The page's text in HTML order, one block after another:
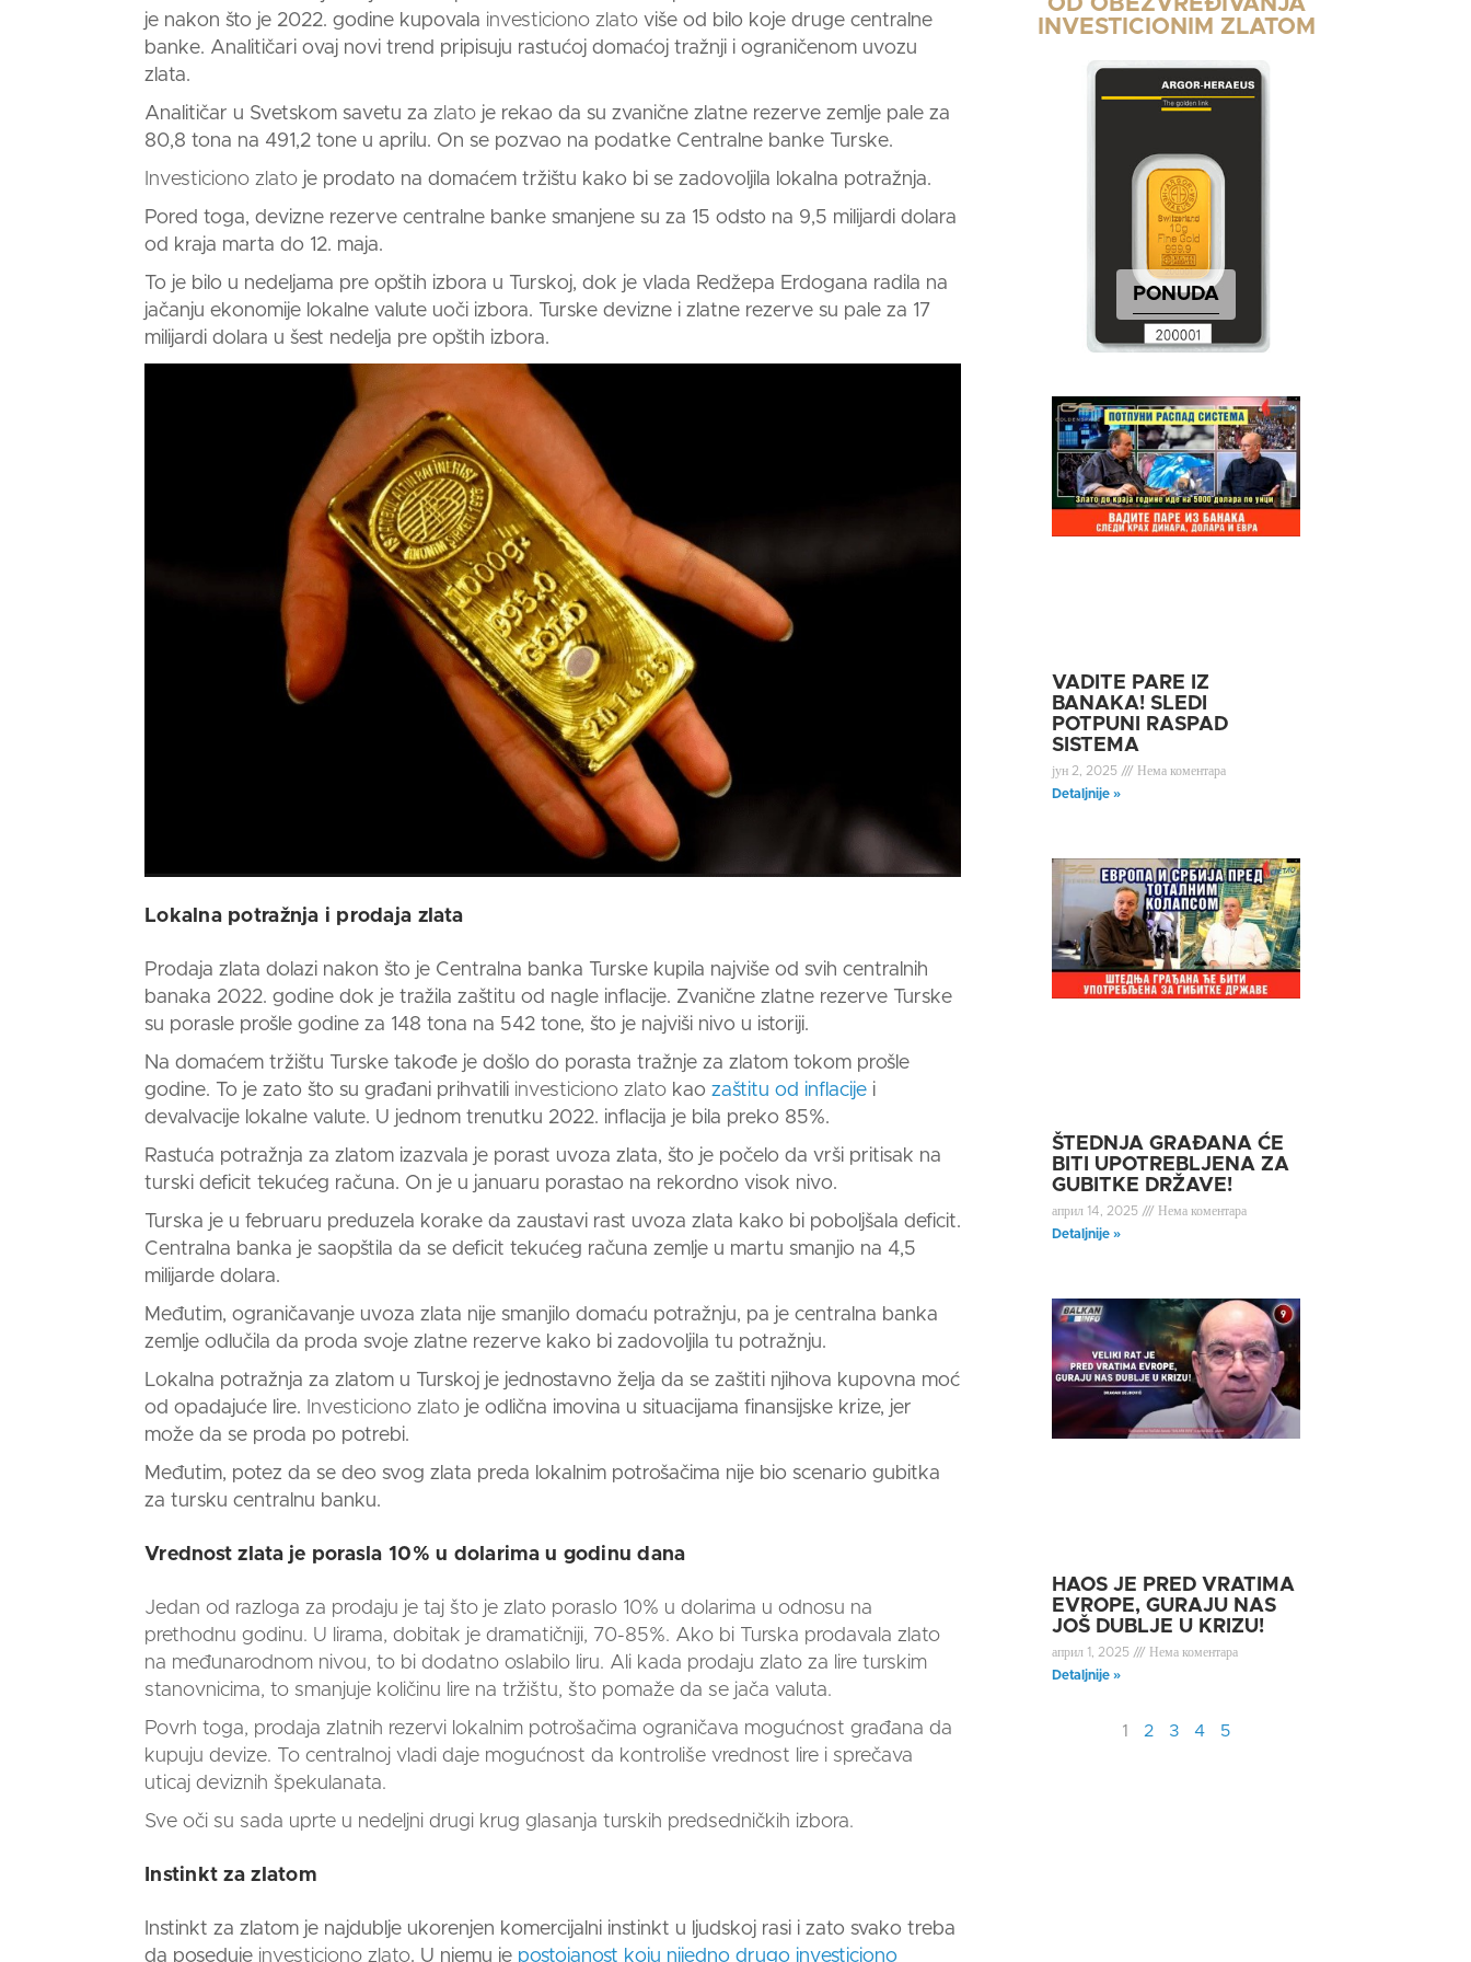
je nakon što je 2022. godine kupovala investiciono zlato više od bilo koje druge centralne
banke. Analitičari ovaj novi trend pripisuju rastućoj domaćoj tražnji i ograničenom uvozu
zlata.
Analitičar u Svetskom savetu za zlato je rekao da su zvanične zlatne rezerve zemlje pale za
80,8 tona na 491,2 tone u aprilu. On se pozvao na podatke Centralne banke Turske.
Investiciono zlato je prodato na domaćem tržištu kako bi se zadovoljila lokalna potražnja.
Pored toga, devizne rezerve centralne banke smanjene su za 15 odsto na 9,5 milijardi dolara
od kraja marta do 12. maja.
To je bilo u nedeljama pre opštih izbora u Turskoj, dok je vlada Redžepa Erdogana radila na
jačanju ekonomije lokalne valute uoči izbora. Turske devizne i zlatne rezerve su pale za 17
milijardi dolara u šest nedelja pre opštih izbora.
Lokalna potražnja i prodaja zlata
Prodaja zlata dolazi nakon što je Centralna banka Turske kupila najviše od svih centralnih
banaka 2022. godine dok je tražila zaštitu od nagle inflacije. Zvanične zlatne rezerve Turske
su porasle prošle godine za 148 tona na 542 tone, što je najviši nivo u istoriji.
Na domaćem tržištu Turske takođe je došlo do porasta tražnje za zlatom tokom prošle
godine. To je zato što su građani prihvatili investiciono zlato kao zaštitu od inflacije i
devalvacije lokalne valute. U jednom trenutku 2022. inflacija je bila preko 85%.
Rastuća potražnja za zlatom izazvala je porast uvoza zlata, što je počelo da vrši pritisak na
turski deficit tekućeg računa. On je u januaru porastao na rekordno visok nivo.
Turska je u februaru preduzela korake da zaustavi rast uvoza zlata kako bi poboljšala deficit.
Centralna banka je saopštila da se deficit tekućeg računa zemlje u martu smanjio na 4,5
milijarde dolara.
Međutim, ograničavanje uvoza zlata nije smanjilo domaću potražnju, pa je centralna banka
zemlje odlučila da proda svoje zlatne rezerve kako bi zadovoljila tu potražnju.
Lokalna potražnja za zlatom u Turskoj je jednostavno želja da se zaštiti njihova kupovna moć
od opadajuće lire.
Investiciono zlato je odlična imovina u situacijama finansijske krize, jer
može da se proda po potrebi.
Međutim, potez da se deo svog zlata preda lokalnim potrošačima nije bio scenario gubitka
za tursku centralnu banku.
Vrednost zlata je porasla 10% u dolarima u godinu dana
Jedan od razloga za prodaju je taj što je zlato poraslo 10% u dolarima u odnosu na
prethodnu godinu. U lirama, dobitak je dramatičniji, 70-85%. Ako bi Turska prodavala zlato
na međunarodnom nivou, to bi dodatno oslabilo liru. Ali kada prodaju zlato za lire turskim
stanovnicima, to smanjuje količinu lire na tržištu, što pomaže da se jača valuta.
Povrh toga, prodaja zlatnih rezervi lokalnim potrošačima ograničava mogućnost građana da
kupuju devize. To centralnoj vladi daje mogućnost da kontroliše vrednost lire i sprečava
uticaj deviznih špekulanata.
Sve oči su sada uprte u nedeljni drugi krug glasanja turskih predsedničkih izbora.
Instinkt za zlatom
Instinkt za zlatom je najdublje ukorenjen komercijalni instinkt u ljudskoj rasi i zato svako treba
da poseduje investiciono zlato. U njemu je postojanost koju nijedno drugo investiciono
INVESTICIONIM ZLATOM
PONUDA
VADITE PARE IZ
BANAKA! SLEDI
POTPUNI RASPAD
SISTEMA
јун 2, 2025
Нема коментара
Detaljnije »
ŠTEDNJA GRAĐANA ĆE
BITI UPOTREBLJENA ZA
GUBITKE DRŽAVE!
април 14, 2025
Нема коментара
Detaljnije »
HAOS JE PRED VRATIMA
EVROPE, GURAJU NAS
JOŠ DUBLJE U KRIZU!
април 1, 2025
Нема коментара
Detaljnije »
1 2 3 4 5